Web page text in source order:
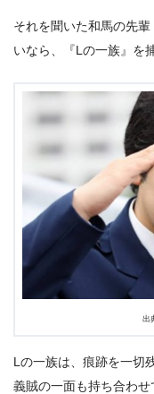
それを聞いた和馬の先
いなら、『Lの一族』を
出
Lの一族は、痕跡を一切
義賊の一面も持ち合わせ